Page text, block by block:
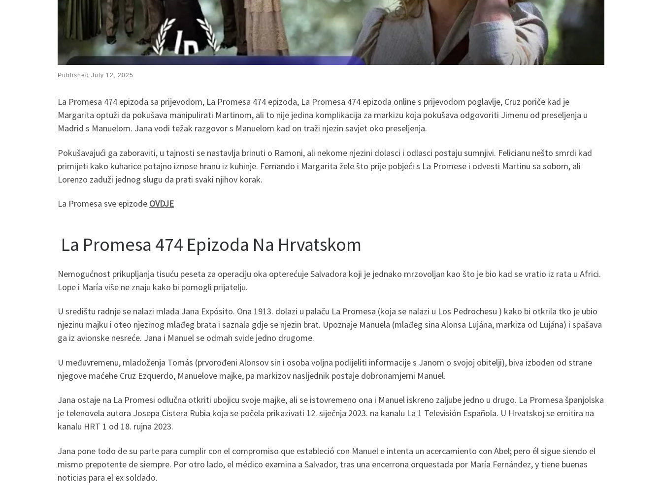
Published July 12, 2025
La Promesa 474 epizoda sa prijevodom, La Promesa 474 epizoda, La Promesa 474 epizoda online s prijevodom poglavlje, Cruz poriče kad je
Margarita optuži da pokušava manipulirati Martinom, ali to nije jedina komplikacija za markizu koja pokušava odgovoriti Jimenu od preseljenja u
Madrid s Manuelom. Jana vodi težak razgovor s Manuelom kad on traži njezin savjet oko preseljenja.
Pokušavajući ga zaboraviti, u tajnosti se nastavlja brinuti o Ramoni, ali nekome njezini dolasci i odlasci postaju sumnjivi. Felicianu nešto smrdi kad
primijeti kako kuharice potajno iznose hranu iz kuhinje. Fernando i Margarita žele što prije pobjeći s La Promese i odvesti Martinu sa sobom, ali
Lorenzo zaduži jednog slugu da prati svaki njihov korak.
La Promesa sve epizode OVDJE
La Promesa 474 Epizoda Na Hrvatskom
Nemogućnost prikupljanja tisuću peseta za operaciju oka opterećuje Salvadora koji je jednako mrzovoljan kao što je bio kad se vratio iz rata u Africi.
Lope i María više ne znaju kako bi pomogli prijatelju.
U središtu radnje se nalazi mlada Jana Expósito. Ona 1913. dolazi u palaču La Promesa (koja se nalazi u Los Pedrochesu ) kako bi otkrila tko je ubio
njezinu majku i oteo njezinog mlađeg brata i saznala gdje se njezin brat. Upoznaje Manuela (mlađeg sina Alonsa Lujána, markiza od Lujána) i spašava
ga iz avionske nesreće. Jana i Manuel se odmah svide jedno drugome.
U međuvremenu, mladoženja Tomás (prvorođeni Alonsov sin i osoba voljna podijeliti informacije s Janom o svojoj obitelji), biva izboden od strane
njegove maćehe Cruz Ezquerdo, Manuelove majke, pa markizov nasljednik postaje dobronamjerni Manuel.
Jana ostaje na La Promesi odlučna otkriti ubojicu svoje majke, ali se istovremeno ona i Manuel iskreno zaljube jedno u drugo. La Promesa španjolska
je telenovela autora Josepa Cistera Rubia koja se počela prikazivati 12. siječnja 2023. na kanalu La 1 Televisión Española. U Hrvatskoj se emitira na
kanalu HRT 1 od 18. rujna 2023.
Jana pone todo de su parte para cumplir con el compromiso que estableció con Manuel e intenta un acercamiento con Abel; pero él sigue siendo el
mismo prepotente de siempre. Por otro lado, el médico examina a Salvador, tras una encerrona orquestada por María Fernández, y tiene buenas
noticias para el ex soldado.